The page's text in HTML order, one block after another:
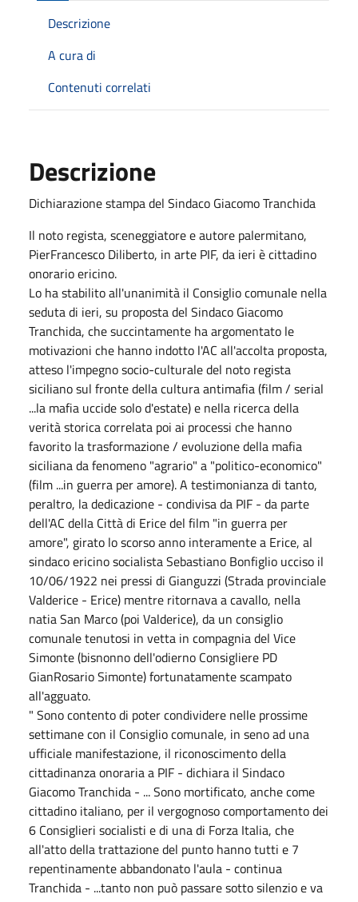
Descrizione
A cura di
Contenuti correlati
Descrizione
Dichiarazione stampa del Sindaco Giacomo Tranchida
Il noto regista, sceneggiatore e autore palermitano,
PierFrancesco Diliberto, in arte PIF, da ieri è cittadino
onorario ericino.
Lo ha stabilito all'unanimità il Consiglio comunale nella
seduta di ieri, su proposta del Sindaco Giacomo
Tranchida, che succintamente ha argomentato le
motivazioni che hanno indotto l'AC all'accolta proposta,
atteso l'impegno socio-culturale del noto regista
siciliano sul fronte della cultura antimafia (film / serial
...la mafia uccide solo d'estate) e nella ricerca della
verità storica correlata poi ai processi che hanno
favorito la trasformazione / evoluzione della mafia
siciliana da fenomeno "agrario" a "politico-economico"
(film ...in guerra per amore). A testimonianza di tanto,
peraltro, la dedicazione - condivisa da PIF - da parte
dell'AC della Città di Erice del film "in guerra per
amore", girato lo scorso anno interamente a Erice, al
sindaco ericino socialista Sebastiano Bonfiglio ucciso il
10/06/1922 nei pressi di Gianguzzi (Strada provinciale
Valderice - Erice) mentre ritornava a cavallo, nella
natia San Marco (poi Valderice), da un consiglio
comunale tenutosi in vetta in compagnia del Vice
Simonte (bisnonno dell'odierno Consigliere PD
GianRosario Simonte) fortunatamente scampato
all'agguato.
" Sono contento di poter condividere nelle prossime
settimane con il Consiglio comunale, in seno ad una
ufficiale manifestazione, il riconoscimento della
cittadinanza onoraria a PIF - dichiara il Sindaco
Giacomo Tranchida - ... Sono mortificato, anche come
cittadino italiano, per il vergognoso comportamento dei
6 Consiglieri socialisti e di una di Forza Italia, che
all'atto della trattazione del punto hanno tutti e 7
repentinamente abbandonato l'aula - continua
Tranchida - ...tanto non può passare sotto silenzio e va